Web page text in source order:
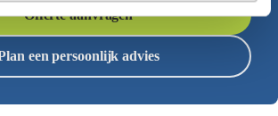
Offerte aanvragen
een persoonlijk advies